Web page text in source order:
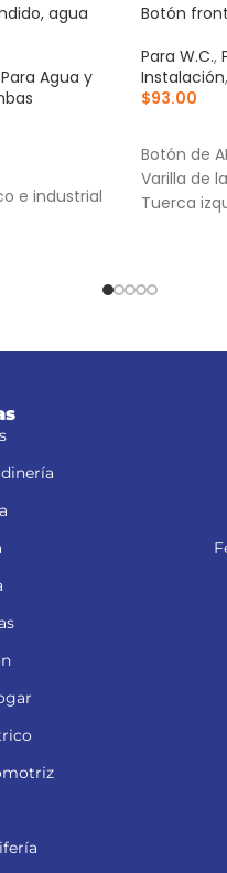
agua
Agua y
e industrial
Botón
Para W.C.,
Instalación,
$93.00
Botón de
Varilla de
Tuerca